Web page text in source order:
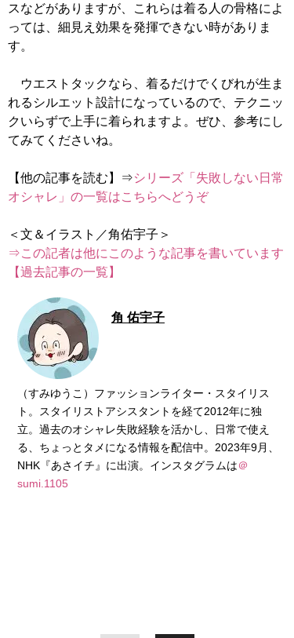
スなどがありますが、これらは着る人の骨格によ
っては、細見え効果を発揮できない時がありま
す。
ウエストタックなら、着るだけでくびれが生ま
れるシルエット設計になっているので、テクニッ
クいらずで上手に着られますよ。ぜひ、参考にし
てみてくださいね。
【他の記事を読む】⇒シリーズ「失敗しない日常
オシャレ」の一覧はこちらへどうぞ
⇒この記者は他にこのような記事を書いています
【過去記事の一覧】
角 佑宇子
（すみゆうこ）ファッションライター・スタイリス
ト。スタイリストアシスタントを経て2012年に独
立。過去のオシャレ失敗経験を活かし、日常で使え
る、ちょっとタメになる情報を配信中。2023年9月、
NHK『あさイチ』に出演。インスタグラムは＠
sumi.1105